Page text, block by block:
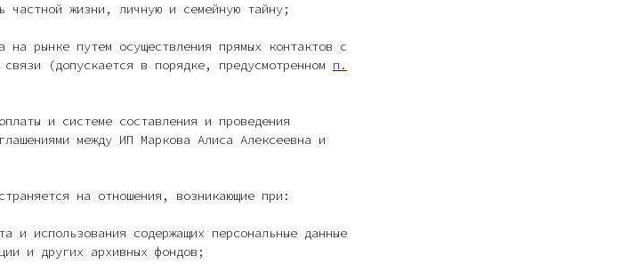
частной жизни, личную и семейную тайну;
рынке путем осуществления прямых контактов с
(допускается в порядке, предусмотренном п.
и системе составления и проведения
между ИП Маркова Алиса Алексеевна и
на отношения, возникающие при:
и использования содержащих персональные данные
и других архивных фондов;